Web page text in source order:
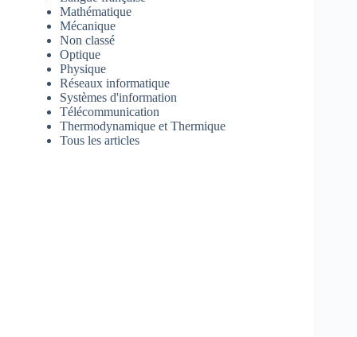
Mathématique
Mécanique
Non classé
Optique
Physique
Réseaux informatique
Systèmes d'information
Télécommunication
Thermodynamique et Thermique
Tous les articles